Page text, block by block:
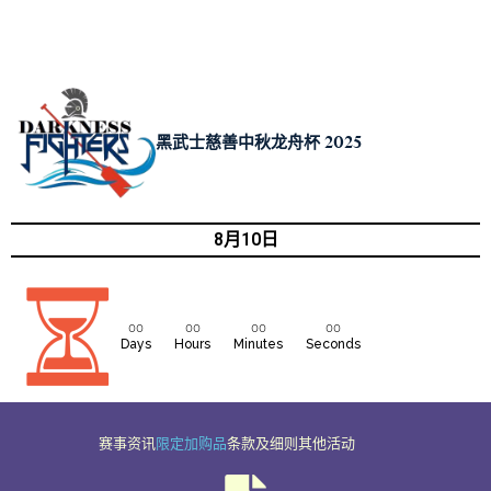
黑武士慈善中秋龙舟杯 2025
8月10日
00
Days
00
Hours
00
Minutes
00
Seconds
赛事资讯限定加购品条款及细则其他活动